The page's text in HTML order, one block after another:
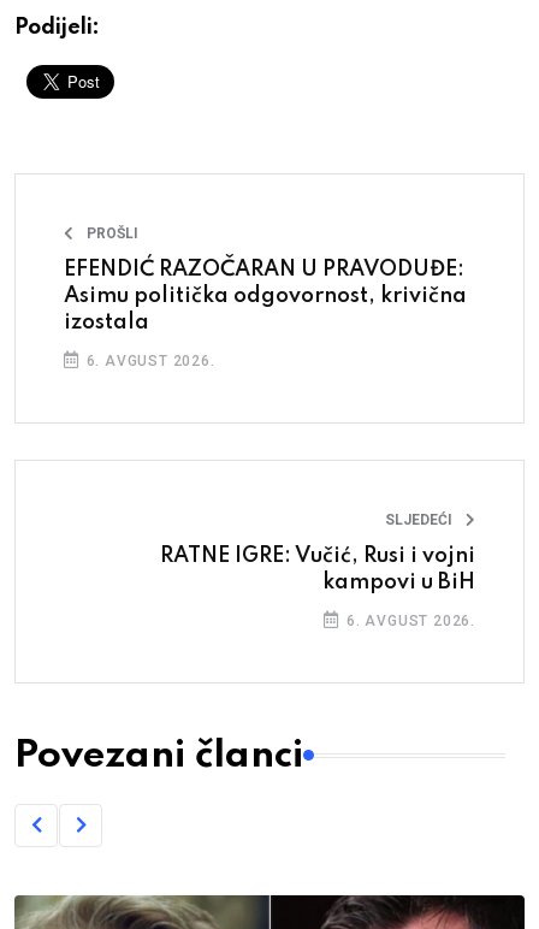
Podijeli:
PROŠLI
EFENDIĆ RAZOČARAN U PRAVODUĐE:
Asimu politička odgovornost, krivična
izostala
6. AVGUST 2026.
SLJEDEĆI
RATNE IGRE: Vučić, Rusi i vojni
kampovi u BiH
6. AVGUST 2026.
Povezani članci